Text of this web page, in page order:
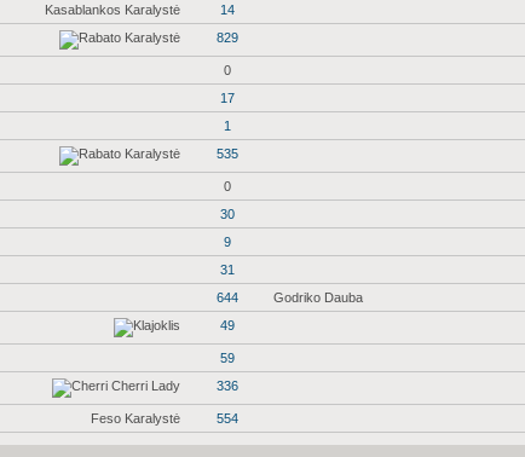
Kasablankos Karalystė 14
829
0
17
1
535
0
30
9
31
644 Godriko Dauba
49
59
336
Feso Karalystė 554